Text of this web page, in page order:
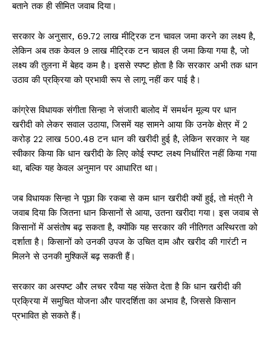
बताने तक ही सीमित जवाब दिया।
सरकार के अनुसार, 69.72 लाख मीट्रिक टन चावल जमा करने का लक्ष्य है,
लेकिन अब तक केवल 9 लाख मीट्रिक टन चावल ही जमा किया गया है, जो
लक्ष्य की तुलना में बेहद कम है। इससे स्पष्ट होता है कि सरकार अभी तक धान
उठाव की प्रक्रिया को प्रभावी रूप से लागू नहीं कर पाई है।
कांग्रेस विधायक संगीता सिन्हा ने संजारी बालोद में समर्थन मूल्य पर धान
खरीदी को लेकर सवाल उठाया, जिसमें यह सामने आया कि उनके क्षेत्र में 2
करोड़ 22 लाख 500.48 टन धान की खरीदी हुई है, लेकिन सरकार ने यह
स्वीकार किया कि धान खरीदी के लिए कोई स्पष्ट लक्ष्य निर्धारित नहीं किया गया
था, बल्कि यह केवल अनुमान पर आधारित था।
जब विधायक सिन्हा ने पूछा कि रकबा से कम धान खरीदी क्यों हुई, तो मंत्री ने
जवाब दिया कि जितना धान किसानों से आया, उतना खरीदा गया। इस जवाब से
किसानों में असंतोष बढ़ सकता है, क्योंकि यह सरकार की नीतिगत अस्थिरता को
दर्शाता है। किसानों को उनकी उपज के उचित दाम और खरीद की गारंटी न
मिलने से उनकी मुश्किलें बढ़ सकती हैं।
सरकार का अस्पष्ट और लचर रवैया यह संकेत देता है कि धान खरीदी की
प्रक्रिया में समुचित योजना और पारदर्शिता का अभाव है, जिससे किसान
प्रभावित हो सकते हैं।